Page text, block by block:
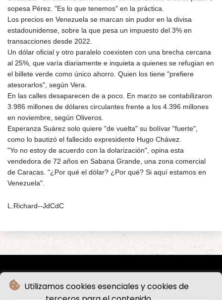
Utilizamos cookies esenciales y cookies de
sopesa Pérez. "Es lo que tenemos" en la práctica.
Los precios en Venezuela se marcan sin pudor en la divisa
estadounidense, sobre la que pesa un impuesto del 3% en
transacciones desde 2022.
Un dólar oficial y otro paralelo coexisten con una brecha cercana
al 25%, que varía diariamente e inquieta a quienes se refugian en
el billete verde como único ahorro. Quien los tiene "prefiere
atesorarlos", según Vera.
En las calles desaparecen de a poco. En marzo se contabilizaron
3.986 millones de dólares circulantes frente a los 4.396 millones
en noviembre, según Oliveros.
Esperanza Suárez solo quiere "de vuelta" su bolívar "fuerte",
como lo bautizó el fallecido expresidente Hugo Chávez.
"Yo no estoy de acuerdo con la dolarización", opina esta
vendedora de 72 años en Sabana Grande, una zona comercial
de Caracas. "¿Por qué el dólar? ¿Por qué? Si aquí estamos en
Venezuela".
L.Richard--JdCdC